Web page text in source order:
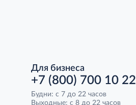
Для бизнеса
+7 (800) 700 10 22
Будни: с 7 до 22 часов
Выходные: с 8 до 22 часов